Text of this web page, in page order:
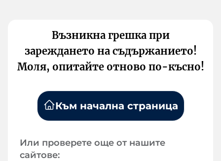
Възникна грешка при
зареждането на съдържанието!
Моля, опитайте отново по-късно!
Към начална страница
Или проверете още от нашите
сайтове: